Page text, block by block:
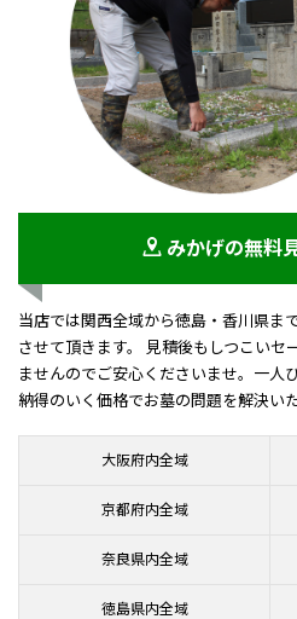
みかげの無料
当店では関西全域から徳島・香川県ま
させて頂きます。 見積後もしつこいセ
ませんのでご安心くださいませ。一人
納得のいく価格でお墓の問題を解決いた
大阪府内全域
京都府内全域
奈良県内全域
徳島県内全域